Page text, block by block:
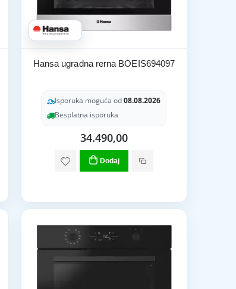
Hansa ugradna rerna BOEIS694097
Isporuka moguća od08.08.2026
Besplatna isporuka
34.490,00
Dodaj